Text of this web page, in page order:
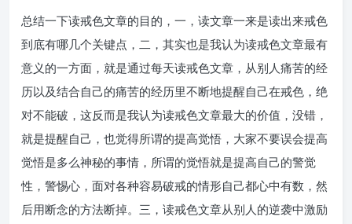
总结一下读戒色文章的目的，一，读文章一来是读出来戒色
到底有哪几个关键点，二，其实也是我认为读戒色文章最有
意义的一方面，就是通过每天读戒色文章，从别人痛苦的经
历以及结合自己的痛苦的经历里不断地提醒自己在戒色，绝
对不能破，这反而是我认为读戒色文章最大的价值，没错，
就是提醒自己，也觉得所谓的提高觉悟，大家不要误会提高
觉悟是多么神秘的事情，所谓的觉悟就是提高自己的警觉
性，警惕心，面对各种容易破戒的情形自己都心中有数，然
后用断念的方法断掉。三，读戒色文章从别人的逆袭中激励